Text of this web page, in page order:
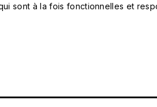
sont à la fois fonctionnelles et